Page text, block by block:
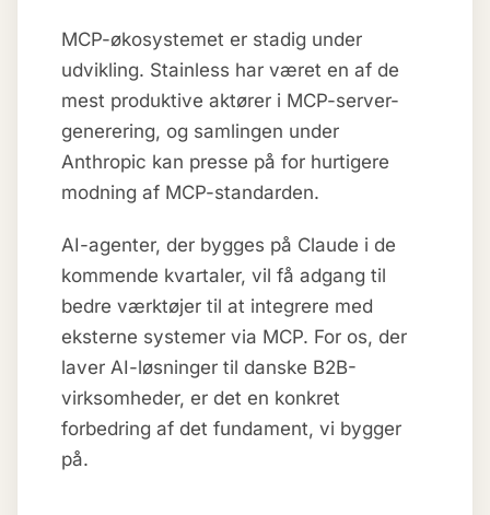
MCP-økosystemet er stadig under
udvikling. Stainless har været en af de
mest produktive aktører i MCP-server-
generering, og samlingen under
Anthropic kan presse på for hurtigere
modning af MCP-standarden.
AI-agenter, der bygges på Claude i de
kommende kvartaler, vil få adgang til
bedre værktøjer til at integrere med
eksterne systemer via MCP. For os, der
laver AI-løsninger til danske B2B-
virksomheder, er det en konkret
forbedring af det fundament, vi bygger
på.